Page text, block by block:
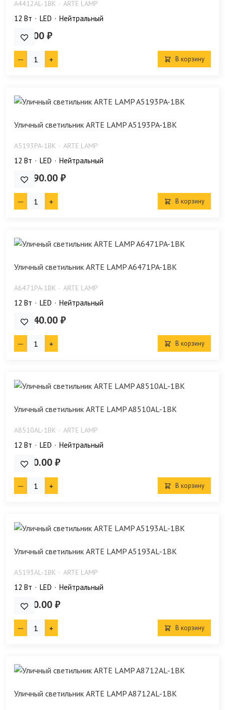
A4412AL-1BK ARTE LAMP
12 Bт LED Нейтральный
630.00 ₽
В корзину
Уличный светильник ARTE LAMP A5193PA-1BK
A5193PA-1BK ARTE LAMP
12 Bт LED Нейтральный
11 890.00 ₽
В корзину
Уличный светильник ARTE LAMP A6471PA-1BK
A6471PA-1BK ARTE LAMP
12 Bт LED Нейтральный
13 740.00 ₽
В корзину
Уличный светильник ARTE LAMP A8510AL-1BK
A8510AL-1BK ARTE LAMP
12 Bт LED Нейтральный
3 790.00 ₽
В корзину
Уличный светильник ARTE LAMP A5193AL-1BK
A5193AL-1BK ARTE LAMP
12 Bт LED Нейтральный
1 560.00 ₽
В корзину
Уличный светильник ARTE LAMP A8712AL-1BK